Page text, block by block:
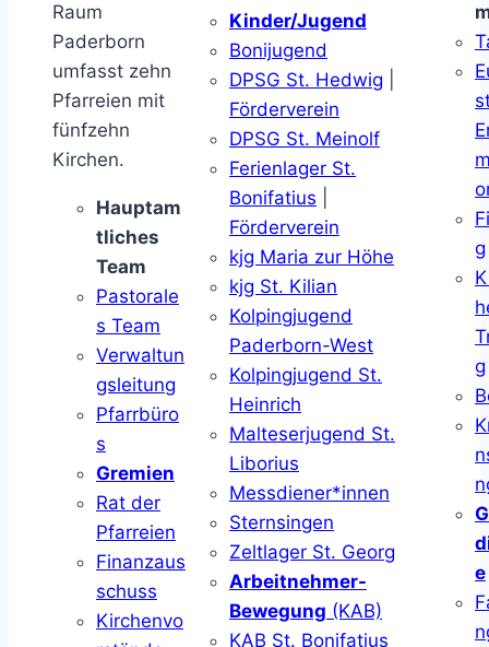
Raum
Paderborn
umfasst zehn
Pfarreien mit
fünfzehn
Kirchen.
Hauptam
tliches
Team
Pastorale
s Team
Verwaltun
gsleitung
Pfarrbüro
s
Gremien
Rat der
Pfarreien
Finanzaus
schuss
Kirchenvo
Kinder/Jugend
Bonijugend
DPSG St. Hedwig
Förderverein
DPSG St. Meinolf
Ferienlager St.
Bonifatius
Förderverein
kjg Maria zur Höhe
kjg St. Kilian
Kolpingjugend
Paderborn-West
Kolpingjugend St.
Heinrich
Malteserjugend St.
Liborius
Messdiener*innen
Sternsingen
Zeltlager St. Georg
Arbeitnehmer-
Bewegung (KAB)
KAB St. Bonifatius
g
g
e